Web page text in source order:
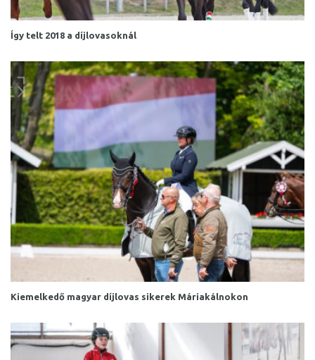
Így telt 2018 a díjlovasoknál
Kiemelkedő magyar díjlovas sikerek Máriakálnokon